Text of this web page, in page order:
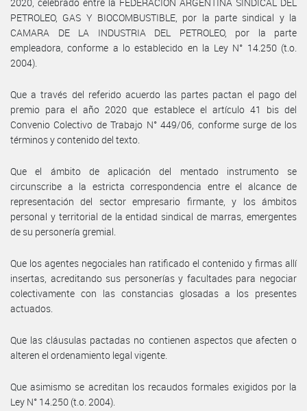
PETROLEO, GAS Y BIOCOMBUSTIBLE, por la parte sindical y la
CAMARA DE LA INDUSTRIA DEL PETROLEO, por la parte
empleadora, conforme a lo establecido en la Ley N° 14.250 (t.o.
2004).
Que a través del referido acuerdo las partes pactan el pago del
premio para el año 2020 que establece el artículo 41 bis del
Convenio Colectivo de Trabajo N° 449/06, conforme surge de los
términos y contenido del texto.
Que el ámbito de aplicación del mentado instrumento se
circunscribe a la estricta correspondencia entre el alcance de
representación del sector empresario firmante, y los ámbitos
personal y territorial de la entidad sindical de marras, emergentes
de su personería gremial.
Que los agentes negociales han ratificado el contenido y firmas allí
insertas, acreditando sus personerías y facultades para negociar
colectivamente con las constancias glosadas a los presentes
actuados.
Que las cláusulas pactadas no contienen aspectos que afecten o
alteren el ordenamiento legal vigente.
Que asimismo se acreditan los recaudos formales exigidos por la
Ley N° 14.250 (t.o. 2004).